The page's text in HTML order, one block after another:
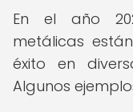
En el año
metálicas
éxito en
Algunos